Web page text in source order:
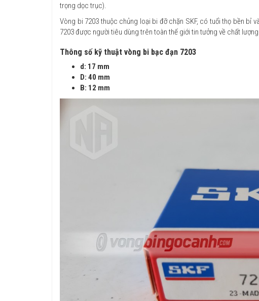
trọng dọc trục).
Vòng bi 7203 thuộc chủng loại bi đỡ chặn SKF, có tuổi thọ bền bỉ
7203 được người tiêu dùng trên toàn thế giới tin tưởng về chất lượng
Thông số kỹ thuật vòng bi bạc đạn 7203
d: 17 mm
D: 40 mm
B: 12 mm